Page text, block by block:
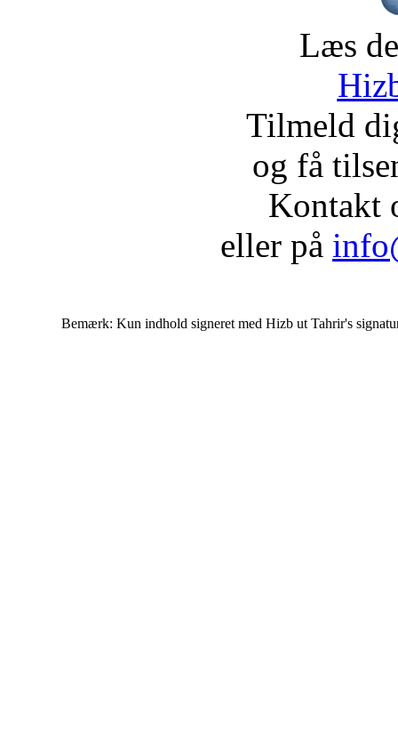
Læs
Tilmeld
og få
Kontakt
eller på
Bemærk: Kun indhold signeret med Hizb ut Tahrir's